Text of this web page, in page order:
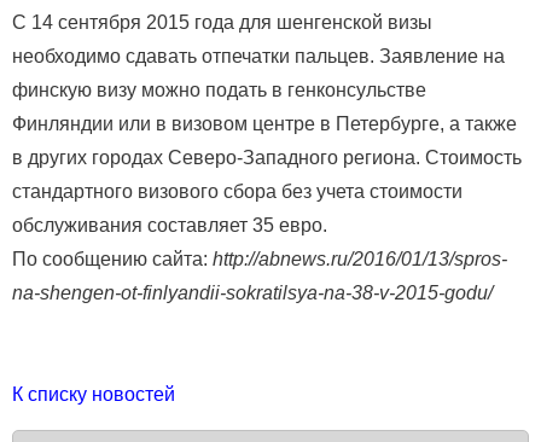
С 14 сентября 2015 года для шенгенской визы
необходимо сдавать отпечатки пальцев. Заявление на
финскую визу можно подать в генконсульстве
Финляндии или в визoвом цeнтре в Петербурге, а также
в других гоpoдах Севеpo-Западного peгиона. Стоимость
стандартного визового сбора без учета стоимости
обслуживания составляет 35 евро.
По сообщению сайта: http://abnews.ru/2016/01/13/spros-
na-shengen-ot-finlyandii-sokratilsya-na-38-v-2015-godu/
К списку новостей